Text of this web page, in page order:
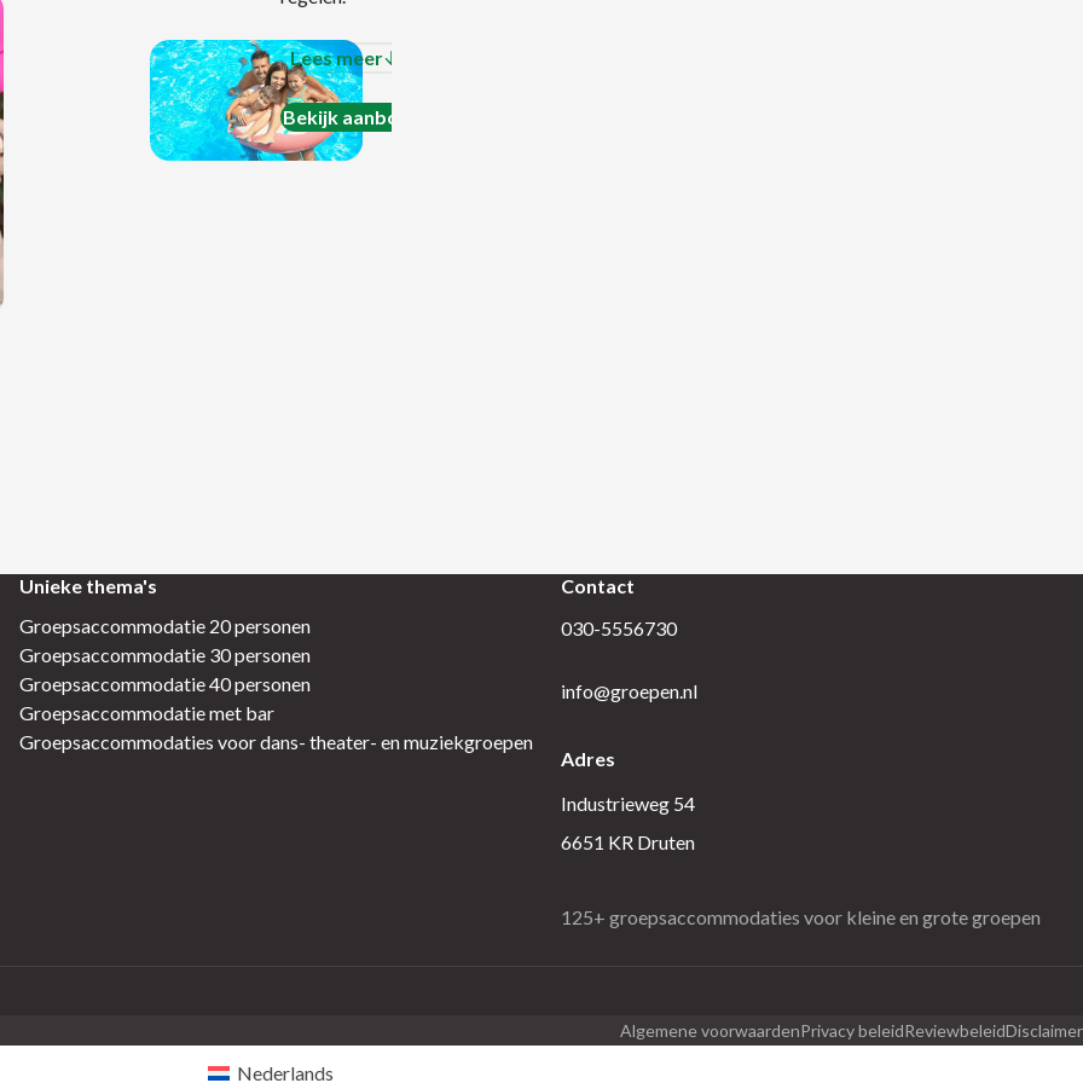
Lees meer
Bekijk aanbod
Unieke thema's
Groepsaccommodatie 20 personen
Groepsaccommodatie 30 personen
Groepsaccommodatie 40 personen
Groepsaccommodatie met bar
Groepsaccommodaties voor dans- theater- en muziekgroepen
Contact
030-5556730
info@groepen.nl
Adres
Industrieweg 54
6651 KR Druten
125+ groepsaccommodaties voor kleine en grote groepen
Algemene voorwaardenPrivacy beleidReviewbeleidDisclaimer
Nederlands